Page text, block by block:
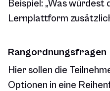
Beispiel: „Was würdest
Lernplattform
Rangordnungsfragen
Hier sollen die
Optionen in eine